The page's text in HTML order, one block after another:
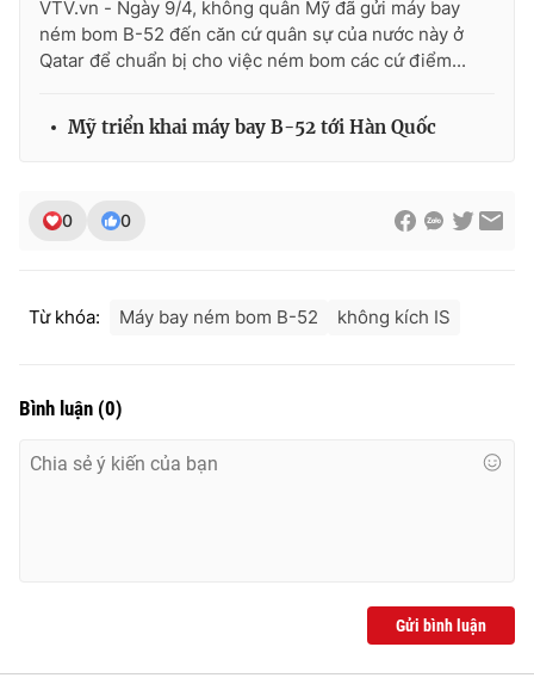
Ðiện thoại Thời báo VTV:024.66 897 897
Email:toasoan@vtv.vn
® Cấm sao chép dưới mọi hình thức nếu không có sự chấp
thông tin từ website này.
VTV.vn - Ngày 9/4, không quân Mỹ đã gửi máy bay
ném bom B-52 đến căn cứ quân sự của nước này ở
Qatar để chuẩn bị cho việc ném bom các cứ điểm...
Mỹ triển khai máy bay B-52 tới Hàn Quốc
0 0
Từ khóa: Máy bay ném bom B-52 không kích IS
Bình luận (0)
Gửi bình luận